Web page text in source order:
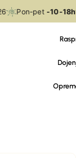
Pon-pet-10-18h